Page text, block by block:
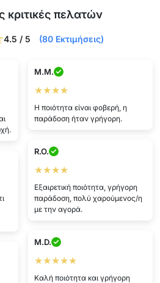
κριτικές πελατών
4.5 / 5 (80 Εκτιμήσεις)
M.M.
★★★★
Η ποιότητα είναι φοβερή, η
παράδοση ήταν γρήγορη.
R.O.
★★★★
Εξαιρετική ποιότητα, γρήγορη
παράδοση, πολύ χαρούμενος/η
με την αγορά.
M.D.
★★★★★
Καλή ποιότητα και γρήγορη